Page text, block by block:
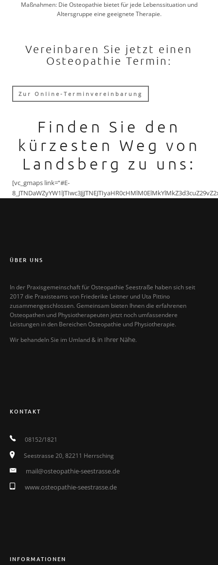
Maßnahmen: Die Osteopathie bietet für jede Lebenssituation und
Altersgruppe eine geeignete Therapie.
Vereinbaren Sie jetzt einen
Osteopathie Termin:
Zur Online-Terminvereinbarung
Finden Sie den
kürzesten Weg von
Landsberg zu uns:
[vc_gmaps link=“#E-
ÜBER UNS
In der Praxisgemeinschaft für Osteopathie Seestraße haben sich seit
2017 die Praxisteams von Friederike Leitner und Uta Pittino
zusammengeschlossen. Gemeinsam bieten Ihnen die erfahrenen
Osteopathen und Physiotherapeuten jetzt noch umfassendere
Leistungen in den Bereichen Osteopathie und Physiotherapie.
Wir behandeln Sie im Umland & in Ihrer Nähe.
KONTAKT
08152/1821
Seestrasse 20, 82211 Herrsching
mail@osteopathie-seestrasse.de
www.osteopathie-seestrasse.de
INFORMATIONEN